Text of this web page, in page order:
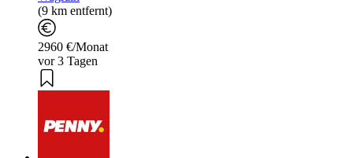
(9 km entfernt)
2960 €/Monat
vor 3 Tagen